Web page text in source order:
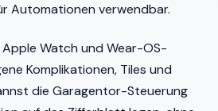
Automationen verwendbar.
Watch und Wear-OS-
Komplikationen, Tiles und
die Garagentor-Steuerung